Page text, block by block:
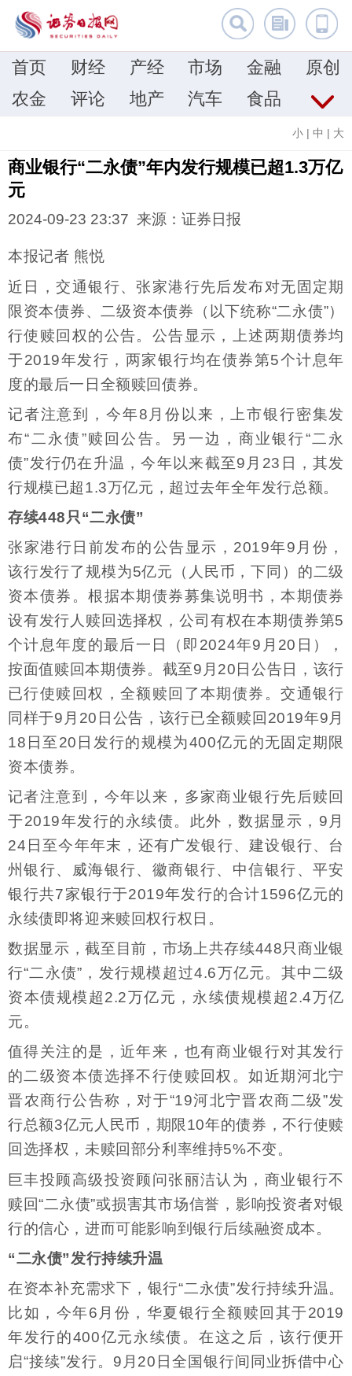
首页 财经 产经 市场 金融
原创
农金
评论 地产 汽车 食品
小 | 中 | 大
商业银行“二永债”年内发行规模已超1.3万亿
元
2024-09-23 23:37 来源：证券日报
本报记者 熊悦
近日，交通银行、张家港行先后发布对无固定期
限资本债券、二级资本债券（以下统称“二永债”）
行使赎回权的公告。公告显示，上述两期债券均
于2019年发行，两家银行均在债券第5个计息年
度的最后一日全额赎回债券。
记者注意到，今年8月份以来，上市银行密集发
布“二永债”赎回公告。另一边，商业银行“二永
债”发行仍在升温，今年以来截至9月23日，其发
行规模已超1.3万亿元，超过去年全年发行总额。
存续448只“二永债”
张家港行日前发布的公告显示，2019年9月份，
该行发行了规模为5亿元（人民币，下同）的二级
资本债券。根据本期债券募集说明书，本期债券
设有发行人赎回选择权，公司有权在本期债券第5
个计息年度的最后一日（即2024年9月20日），
按面值赎回本期债券。截至9月20日公告日，该行
已行使赎回权，全额赎回了本期债券。交通银行
同样于9月20日公告，该行已全额赎回2019年9月
18日至20日发行的规模为400亿元的无固定期限
资本债券。
记者注意到，今年以来，多家商业银行先后赎回
于2019年发行的永续债。此外，数据显示，9月
24日至今年年末，还有广发银行、建设银行、台
州银行、威海银行、徽商银行、中信银行、平安
银行共7家银行于2019年发行的合计1596亿元的
永续债即将迎来赎回权行权日。
数据显示，截至目前，市场上共存续448只商业银
行“二永债”，发行规模超过4.6万亿元。其中二级
资本债规模超2.2万亿元，永续债规模超2.4万亿
元。
值得关注的是，近年来，也有商业银行对其发行
的二级资本债选择不行使赎回权。如近期河北宁
晋农商行公告称，对于“19河北宁晋农商二级”发
行总额3亿元人民币，期限10年的债券，不行使赎
回选择权，未赎回部分利率维持5%不变。
巨丰投顾高级投资顾问张丽洁认为，商业银行不
赎回“二永债”或损害其市场信誉，影响投资者对银
行的信心，进而可能影响到银行后续融资成本。
“二永债”发行持续升温
在资本补充需求下，银行“二永债”发行持续升温。
比如，今年6月份，华夏银行全额赎回其于2019
年发行的400亿元永续债。在这之后，该行便开
启“接续”发行。9月20日全国银行间同业拆借中心